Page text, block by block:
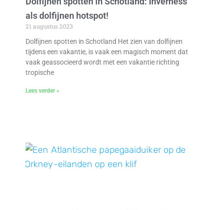
als dolfijnen hotspot!
21 augustus 2023
Dolfijnen spotten in Schotland Het zien van dolfijnen
tijdens een vakantie, is vaak een magisch moment dat
vaak geassocieerd wordt met een vakantie richting
tropische
Lees verder »